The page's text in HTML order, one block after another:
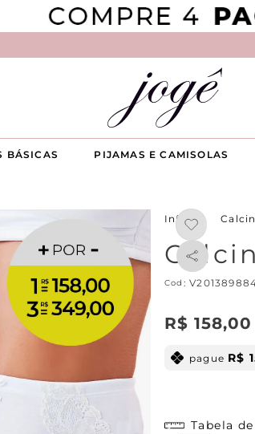
BÁSICAS PIJAMAS E CAMISOLAS
:
R$ 158,00
pague R$
Tabela